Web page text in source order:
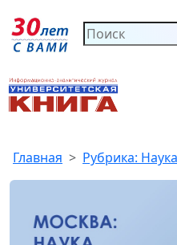
Главная Рубрика: